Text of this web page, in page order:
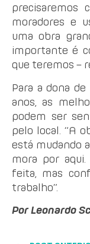
precisaremos
moradores e
uma obra
importante é
que teremos –
Para a dona
anos, as
podem ser
pelo local. “A
está mudando
mora por
feita, mas
trabalho”.
Por Leonardo